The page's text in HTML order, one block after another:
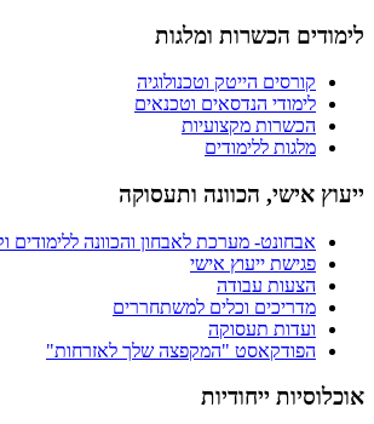
לימודים הכשרות ומלגות
קורסים הייטק וטכנולוגיה
לימודי הנדסאים וטכנאים
הכשרות מקצועיות
מלגות ללימודים
ייעוץ אישי, הכוונה ותעסוקה
אבחונט- מערכת לאבחון והכוונה ללימודים
פגישת ייעוץ אישי
הצעות עבודה
מדריכים וכלים למשתחררים
ועדות תעסוקה
הפודקאסט "המקפצה שלך לאזרחות"
אוכלוסיות ייחודיות